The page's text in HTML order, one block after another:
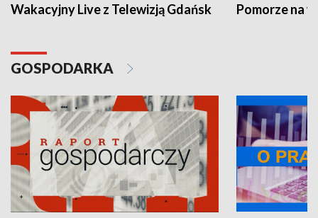
Wakacyjny Live z Telewizją Gdańsk Pomorze na
GOSPODARKA